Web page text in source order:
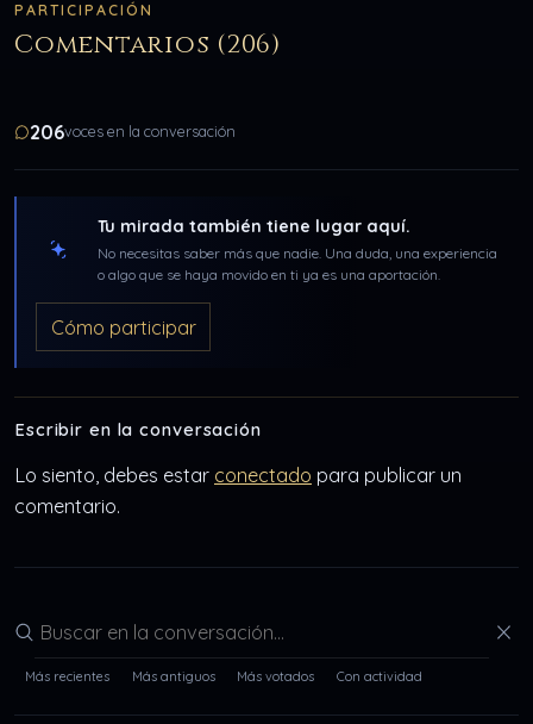
PARTICIPACIÓN
Comentarios (206)
206voces en la conversación
Tu mirada también tiene lugar aquí.
No necesitas saber más que nadie. Una duda, una experiencia
o algo que se haya movido en ti ya es una aportación.
Cómo participar
Escribir en la conversación
Lo siento, debes estar conectado para publicar un
comentario.
Buscar en la conversación
Más recientes Más antiguos Más votados Con actividad